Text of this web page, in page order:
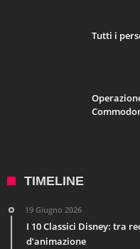
Tutti i
TIMELINE
19 Giugno 2026
I 10 Classici Disney: tra
d’animazione